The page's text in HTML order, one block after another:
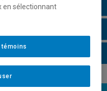
en sélectionnant